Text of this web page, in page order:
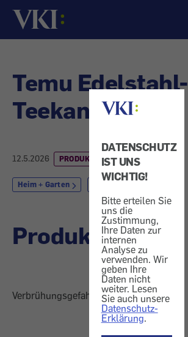
DATENSCHUTZ
IST UNS
WICHTIG!
Bitte erteilen Sie
uns die
Zustimmung,
Ihre Daten zur
internen
Analyse zu
verwenden. Wir
geben Ihre
Daten nicht
weiter. Lesen
Sie auch unsere
Datenschutz-
Erklärung.
Startseite
Temu Edelstahl-
Teekanne
12.5.2026 PRODUKTRÜCKRUF
Heim + Garten
Produktrückruf
Verbrühungsgefahr